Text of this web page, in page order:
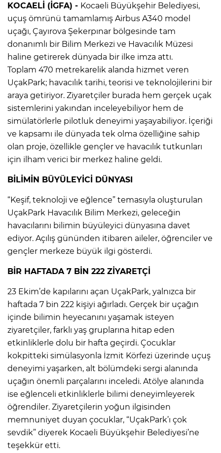
KOCAELİ (İGFA) - Kocaeli Büyükşehir Belediyesi,
uçuş ömrünü tamamlamış Airbus A340 model
uçağı, Çayırova Şekerpınar bölgesinde tam
donanımlı bir Bilim Merkezi ve Havacılık Müzesi
haline getirerek dünyada bir ilke imza attı.
Toplam 470 metrekarelik alanda hizmet veren
UçakPark; havacılık tarihi, teorisi ve teknolojilerini bir
araya getiriyor. Ziyaretçiler burada hem gerçek uçak
sistemlerini yakından inceleyebiliyor hem de
simülatörlerle pilotluk deneyimi yaşayabiliyor. İçeriği
ve kapsamı ile dünyada tek olma özelliğine sahip
olan proje, özellikle gençler ve havacılık tutkunları
için ilham verici bir merkez haline geldi.
BİLİMİN BÜYÜLEYİCİ DÜNYASI
“Keşif, teknoloji ve eğlence” temasıyla oluşturulan
UçakPark Havacılık Bilim Merkezi, geleceğin
havacılarını bilimin büyüleyici dünyasına davet
ediyor. Açılış gününden itibaren aileler, öğrenciler ve
gençler merkeze büyük ilgi gösterdi.
BİR HAFTADA 7 BİN 222 ZİYARETÇİ
23 Ekim’de kapılarını açan UçakPark, yalnızca bir
haftada 7 bin 222 kişiyi ağırladı. Gerçek bir uçağın
içinde bilimin heyecanını yaşamak isteyen
ziyaretçiler, farklı yaş gruplarına hitap eden
etkinliklerle dolu bir hafta geçirdi. Çocuklar
kokpitteki simülasyonla İzmit Körfezi üzerinde uçuş
deneyimi yaşarken, alt bölümdeki sergi alanında
uçağın önemli parçalarını inceledi. Atölye alanında
ise eğlenceli etkinliklerle bilimi deneyimleyerek
öğrendiler. Ziyaretçilerin yoğun ilgisinden
memnuniyet duyan çocuklar, “UçakPark’ı çok
sevdik” diyerek Kocaeli Büyükşehir Belediyesi’ne
teşekkür etti.